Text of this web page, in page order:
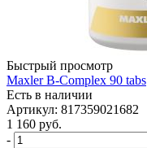
Быстрый просмотр
Maxler B-Complex 90 tabs
Есть в наличии
Артикул: 817359021682
1 160 руб.
-